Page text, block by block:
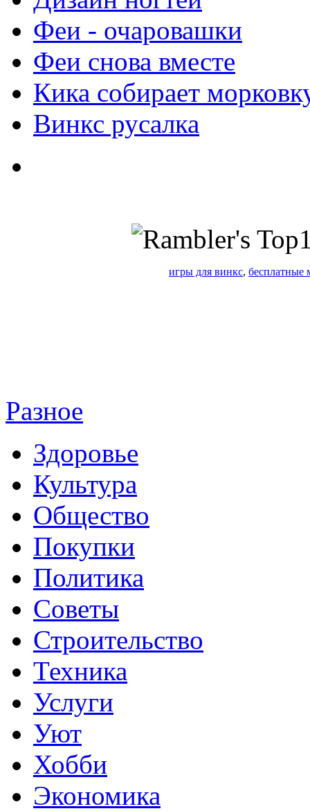
Феи - очаровашки
Феи снова вместе
Кика собирает
Винкс русалка
игры для винкс, бесплатные
Разное
Здоровье
Культура
Общество
Покупки
Политика
Советы
Строительство
Техника
Услуги
Уют
Хобби
Экономика